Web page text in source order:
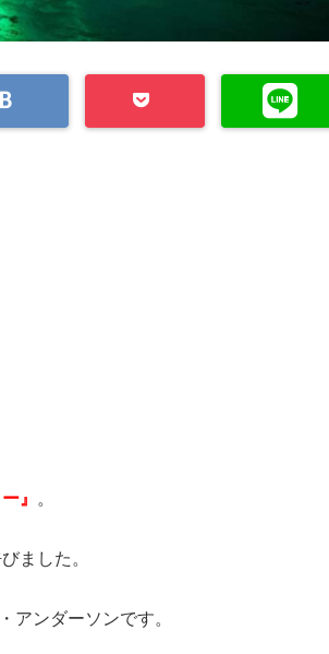
』 。
ました。
アンダーソンです。